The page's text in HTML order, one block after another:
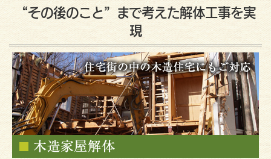
“その後のこと”まで考えた解体工事を実
現